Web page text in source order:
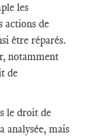
les
actions de
être réparés.
notamment
de
le droit de
analysée, mais